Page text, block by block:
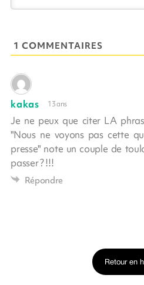
1 COMMENTAIRES
kakas 13 ans
Je ne peux que citer LA
"Nous ne voyons pas cette
presse" note un couple de
passer ? !!!
Répondre
Retour en